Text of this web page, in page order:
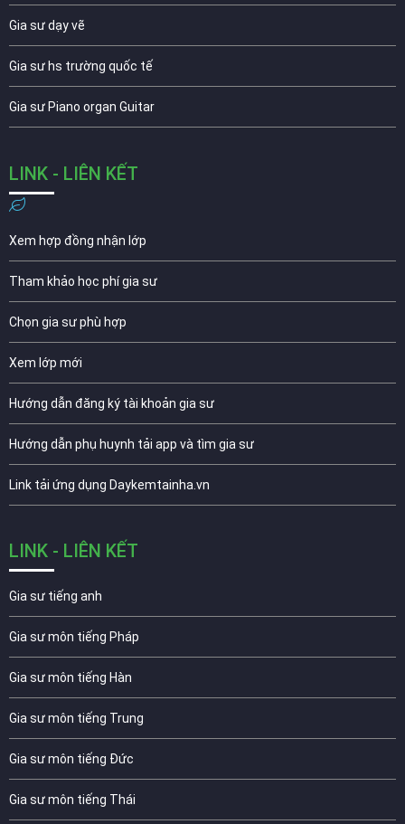
Gia sư dạy vẽ
Gia sư hs trường quốc tế
Gia sư Piano organ Guitar
LINK - LIÊN KẾT
Xem hợp đồng nhận lớp
Tham khảo học phí gia sư
Chọn gia sư phù hợp
Xem lớp mới
Hướng dẫn đăng ký tài khoản gia sư
Hướng dẫn phụ huynh tải app và tìm gia sư
Link tải ứng dụng Daykemtainha.vn
LINK - LIÊN KẾT
Gia sư tiếng anh
Gia sư môn tiếng Pháp
Gia sư môn tiếng Hàn
Gia sư môn tiếng Trung
Gia sư môn tiếng Đức
Gia sư môn tiếng Thái